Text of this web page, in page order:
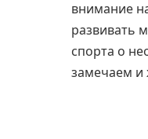
внимание
развивать
спорта о
замечаем и